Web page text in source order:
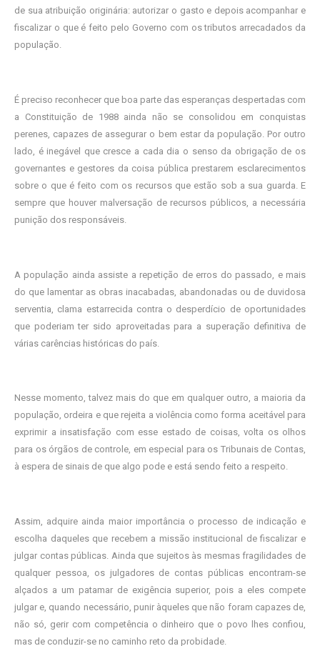
de sua atribuição originária: autorizar o gasto e depois acompanhar e
fiscalizar o que é feito pelo Governo com os tributos arrecadados da
população.
É preciso reconhecer que boa parte das esperanças despertadas com
a Constituição de 1988 ainda não se consolidou em conquistas
perenes, capazes de assegurar o bem estar da população. Por outro
lado, é inegável que cresce a cada dia o senso da obrigação de os
governantes e gestores da coisa pública prestarem esclarecimentos
sobre o que é feito com os recursos que estão sob a sua guarda. E
sempre que houver malversação de recursos públicos, a necessária
punição dos responsáveis.
A população ainda assiste a repetição de erros do passado, e mais
do que lamentar as obras inacabadas, abandonadas ou de duvidosa
serventia, clama estarrecida contra o desperdício de oportunidades
que poderiam ter sido aproveitadas para a superação definitiva de
várias carências históricas do país.
Nesse momento, talvez mais do que em qualquer outro, a maioria da
população, ordeira e que rejeita a violência como forma aceitável para
exprimir a insatisfação com esse estado de coisas, volta os olhos
para os órgãos de controle, em especial para os Tribunais de Contas,
à espera de sinais de que algo pode e está sendo feito a respeito.
Assim, adquire ainda maior importância o processo de indicação e
escolha daqueles que recebem a missão institucional de fiscalizar e
julgar contas públicas. Ainda que sujeitos às mesmas fragilidades de
qualquer pessoa, os julgadores de contas públicas encontram-se
alçados a um patamar de exigência superior, pois a eles compete
julgar e, quando necessário, punir àqueles que não foram capazes de,
não só, gerir com competência o dinheiro que o povo lhes confiou,
mas de conduzir-se no caminho reto da probidade.